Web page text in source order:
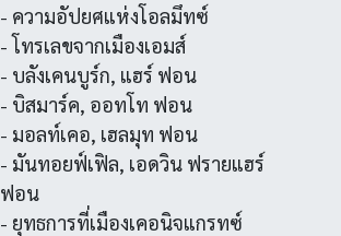
- ความอัปยศแห่งโอลมึทซ์
- โทรเลขจากเมืองเอมส์
- บลังเคนบูร์ก, แฮร์ ฟอน
- บิสมาร์ค, ออทโท ฟอน
- มอลท์เคอ, เฮลมุท ฟอน
- มันทอยฟ์เฟิล, เอดวิน ฟรายแฮร์
ฟอน
- ยุทธการที่เมืองเคอนิจแกรทซ์